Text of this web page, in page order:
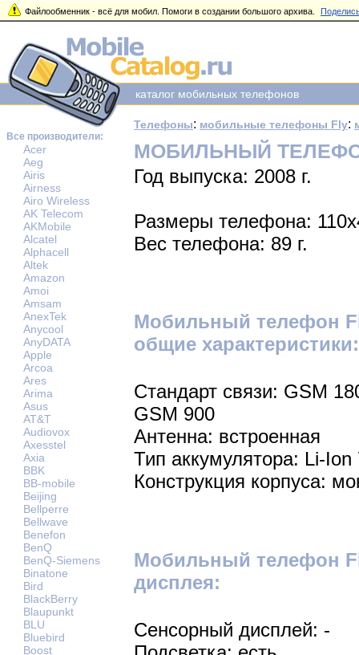
Файлообменник - всё для мобил. Помоги в создании большого архива.
Все производители:
Acer
Aeg
Airis
Airness
Airo Wireless
AK Telecom
AKMobile
Alcatel
Alphacell
Altek
Amazon
Amoi
Amsam
AnexTek
Anycool
AnyDATA
Apple
Arcoa
Ares
Arima
Asus
AT&T
Audiovox
Axesstel
Axia
BBK
BB-mobile
Beijing
Bellperre
Bellwave
Benefon
BenQ
BenQ-Siemens
Binatone
Bird
BlackBerry
Blaupunkt
BLU
Bluebird
Boost
каталог мобильных телефонов
Телефоны: мобильные телефоны Fly:
МОБИЛЬНЫЙ
Год выпуска: 2008 г.
Размеры телефона:
Вес телефона: 89 г.
Мобильный телефон
общие характеристики:
Стандарт связи: GSM
GSM 900
Антенна: встроенная
Тип аккумулятора: Li-
Конструкция корпуса:
Мобильный телефон
дисплея:
Сенсорный дисплей: -